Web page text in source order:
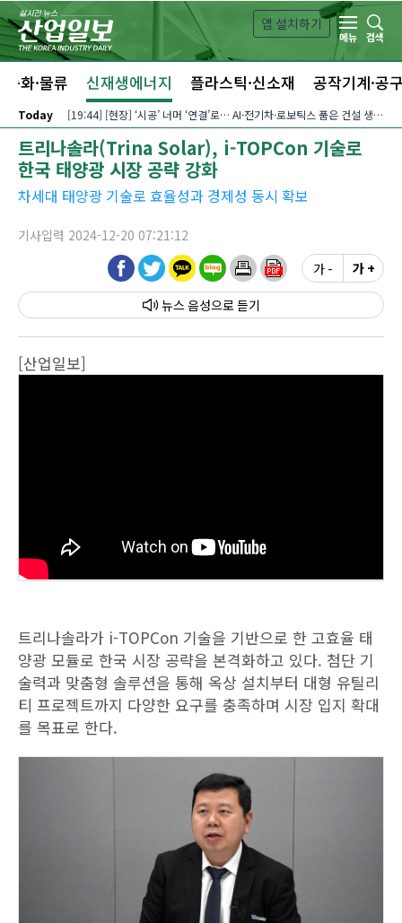
본문 바로가기
앱 설치하기
메뉴
검색
동화·물류 신재생에너지 플라스틱·신소재 공작기계·공
Today [19:44] [현장] ‘시공’ 너머 ‘연결’로… AI·전기차·로보틱스 품은 건설 생태계
트리나솔라(Trina Solar), i-TOPCon 기술로
한국 태양광 시장 공략 강화
차세대 태양광 기술로 효율성과 경제성 동시 확보
기사입력 2024-12-20 07:21:12
뉴스 음성
가 - 가 +
[산업일보]
트리나솔라가 i-TOPCon 기술을 기반으로 한 고효율 태
양광 모듈로 한국 시장 공략을 본격화하고 있다. 첨단 기
술력과 맞춤형 솔루션을 통해 옥상 설치부터 대형 유틸리
티 프로젝트까지 다양한 요구를 충족하며 시장 입지 확대
를 목표로 한다.